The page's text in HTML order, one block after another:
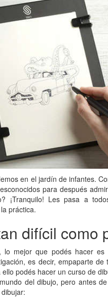
en el jardín de infantes.
para después
¡Tranquilo! Les pasa a
práctica.
difícil como
lo mejor que podés hacer
es decir, empaparte de
podés hacer un curso de
del dibujo, pero antes